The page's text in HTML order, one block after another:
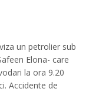
un petrolier sub
Elona- care
la ora 9.20
Accidente de